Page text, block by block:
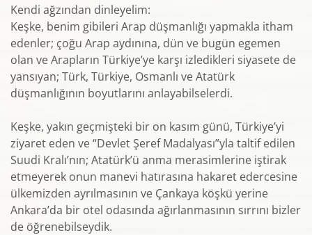
Kendi ağzından dinleyelim:
Keşke, benim gibileri Arap düşmanlığı yapmakla itham
edenler; çoğu Arap aydınına, dün ve bugün egemen
olan ve Arapların Türkiye’ye karşı izledikleri siyasete de
yansıyan; Türk, Türkiye, Osmanlı ve Atatürk
düşmanlığının boyutlarını anlayabilselerdi.
Keşke, yakın geçmişteki bir on kasım günü, Türkiye’yi
ziyaret eden ve “Devlet Şeref Madalyası”yla taltif edilen
Suudi Kralı’nın; Atatürk’ü anma merasimlerine iştirak
etmeyerek onun manevi hatırasına hakaret edercesine
ülkemizden ayrılmasının ve Çankaya köşkü yerine
Ankara’da bir otel odasında ağırlanmasının sırrını bizler
de öğrenebilseydik.